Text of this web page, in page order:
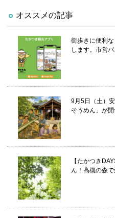
オススメの記事
街歩きに便利
します。市営
9月5日（土）
そうめん」が
【たかつき
ん！高槻の森